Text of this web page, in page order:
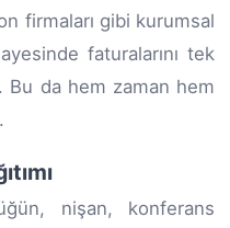
firmaları gibi kurumsal
faturalarını tek
Bu da hem zaman hem
nişan, konferans